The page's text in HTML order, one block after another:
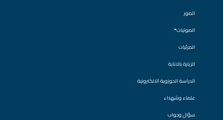
الصور
الصوتيات
المرئيات
الزيارة بالانابة
الدراسة الحوزوية الالكترونية
علماء وشهداء
سؤال وجواب